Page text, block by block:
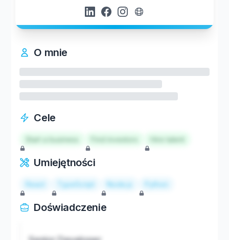
O mnie
Cele
Start a business Hire talent
Umiejętności
React TypeScript Node.js Python
Doświadczenie